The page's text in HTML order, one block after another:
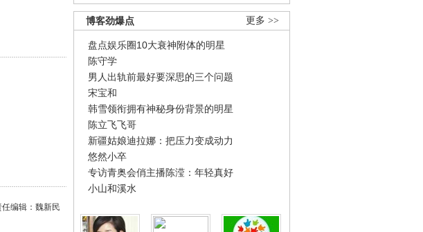
更多 >>
博客劲爆点
盘点娱乐圈10大衰神附体的明星
陈守学
男人出轨前最好要深思的三个问题
宋宝和
韩雪领衔拥有神秘身份背景的明星
陈立飞飞哥
新疆姑娘迪拉娜：把压力变成动力
悠然小卒
专访青奥会俏主播陈滢：年轻真好
小山和溪水
任编辑：魏新民